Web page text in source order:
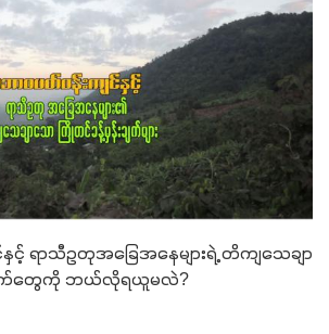
ရာသီဥတုအခြေအနေများရဲ့ တိကျသေချာ
ျက်တွေကို ဘယ်လိုရယူမလဲ?